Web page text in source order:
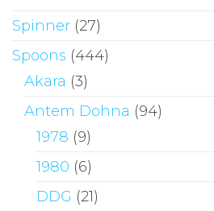
Spinner (27)
Spoons (444)
Akara (3)
Antem Dohna (94)
1978 (9)
1980 (6)
DDG (21)